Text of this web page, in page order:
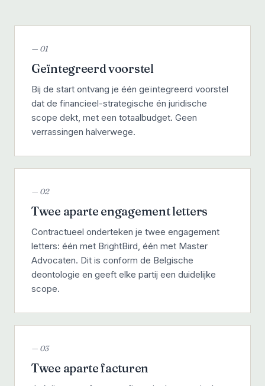
— 01
Geïntegreerd voorstel
Bij de start ontvang je één geïntegreerd voorstel
dat de financieel-strategische én juridische
scope dekt, met een totaalbudget. Geen
verrassingen halverwege.
— 02
Twee aparte engagement letters
Contractueel onderteken je twee engagement
letters: één met BrightBird, één met Master
Advocaten. Dit is conform de Belgische
deontologie en geeft elke partij een duidelijke
scope.
— 03
Twee aparte facturen